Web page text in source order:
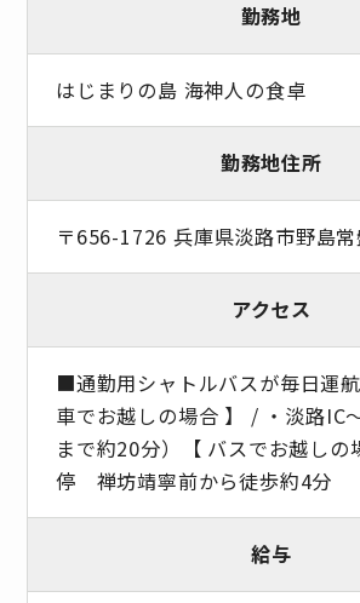
勤務地
はじまりの島 海神人の食卓
勤務地住所
〒656-1726 兵庫県淡路市野島
アクセス
■通勤用シャトルバスが毎日運
車でお越しの場合 】 / ・淡路IC
まで約20分）【 バスでお越しの
停 禅坊靖寧前から徒歩約4分
給与